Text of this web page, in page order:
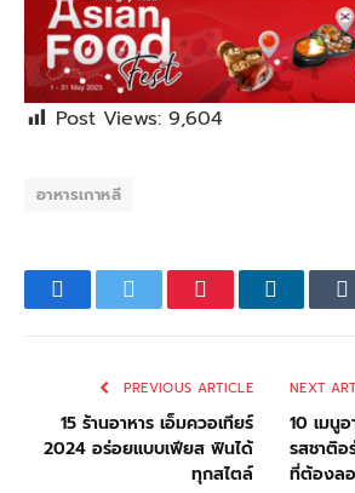
Post Views: 9,604
อาหารเกาหลี
FacebookTwitterPinterest
PREVIOUS ARTICLE
15 ร้านอาหาร เอ็มควอเทียร์
2024 อร่อยแบบเฟียส ฟินได้
ทุกสไตล์
NEXT
10 เมนู
รสชาติ
ที่ต้องล